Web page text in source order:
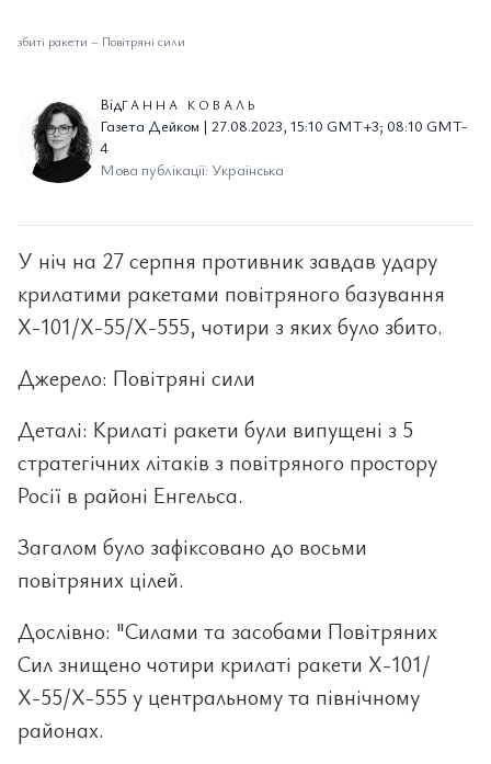
збиті ракети – Повітряні сили
ВідГАННА КОВАЛЬ
Газета Дейком | 27.08.2023, 15:10 GMT+3; 08:10 GMT-
4
Мова публікації: Українська
У ніч на 27 серпня противник завдав удару
крилатими ракетами повітряного базування
Х-101/Х-55/Х-555, чотири з яких було збито.
Джерело: Повітряні сили
Деталі: Крилаті ракети були випущені з 5
стратегічних літаків з повітряного простору
Росії в районі Енгельса.
Загалом було зафіксовано до восьми
повітряних цілей.
Дослівно: "Силами та засобами Повітряних
Сил знищено чотири крилаті ракети Х-101/
Х-55/Х-555 у центральному та північному
районах.